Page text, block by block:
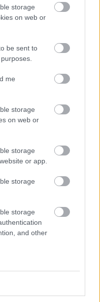
storage
on web or
be sent to
me
storage
on web or
storage
or app.
storage
storage
and other
KEZDŐDIK
FELKÉSZÜLÉSI
másfél órával
elleni találkozó
A BELVÁROS:
GYŐRI BAROKK